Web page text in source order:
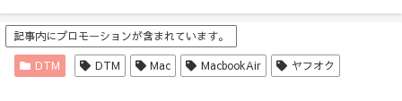
記事内にプロモーションが含まれています。
DTM DTM Mac MacbookAir ヤフオク